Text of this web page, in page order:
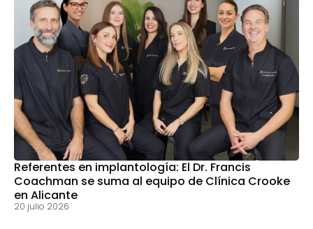
Referentes en implantología: El Dr. Francis
Coachman se suma al equipo de Clínica Crooke
en Alicante
20 julio 2026